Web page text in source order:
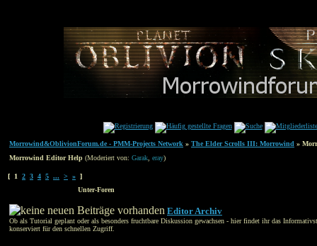
Morrowind&OblivionForum.de - PMM-Projects Network » The Elder Scrolls III: Morrowind »
Morrowind Editor Help (Moderiert von: Garak eray)
[ 1 2 3 4 5 ... > » ]
Unter-Foren
Editor Archiv
Ob als Tutorial geplant oder als besonders fruchtbare Diskussion gewachsen - hier findet ihr das
konserviert für den schnellen Zugriff.